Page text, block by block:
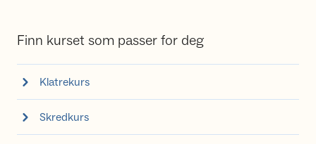
Finn kurset som passer for deg
Klatrekurs
Skredkurs